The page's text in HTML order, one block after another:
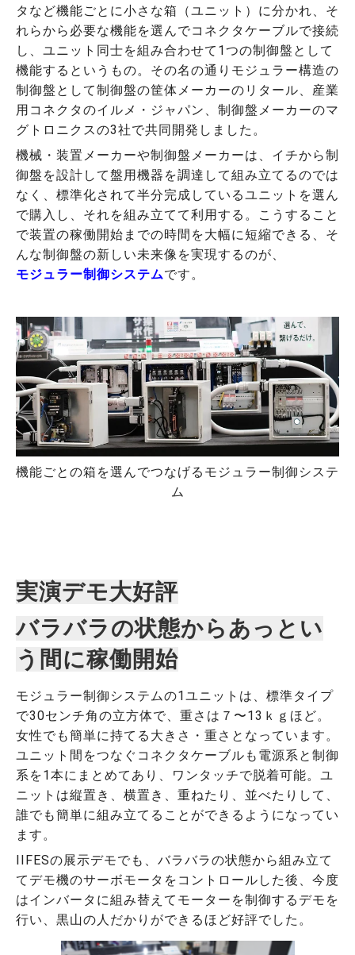
タなど機能ごとに小さな箱（ユニット）に分かれ、そ
れらから必要な機能を選んでコネクタケーブルで接続
し、ユニット同士を組み合わせて1つの制御盤として
機能するというもの。その名の通りモジュラー構造の
制御盤として制御盤の筐体メーカーのリタール、産業
用コネクタのイルメ・ジャパン、制御盤メーカーのマ
グトロニクスの3社で共同開発しました。
機械・装置メーカーや制御盤メーカーは、イチから制
御盤を設計して盤用機器を調達して組み立てるのでは
なく、標準化されて半分完成しているユニットを選ん
で購入し、それを組み立てて利用する。こうすること
で装置の稼働開始までの時間を大幅に短縮できる、そ
んな制御盤の新しい未来像を実現するのが、
モジュラー制御システムです。
機能ごとの箱を選んでつなげるモジュラー制御システ
ム
実演デモ大好評
バラバラの状態からあっとい
う間に稼働開始
モジュラー制御システムの1ユニットは、標準タイプ
で30センチ角の立方体で、重さは７〜13ｋｇほど。
女性でも簡単に持てる大きさ・重さとなっています。
ユニット間をつなぐコネクタケーブルも電源系と制御
系を1本にまとめてあり、ワンタッチで脱着可能。ユ
ニットは縦置き、横置き、重ねたり、並べたりして、
誰でも簡単に組み立てることができるようになってい
ます。
IIFESの展示デモでも、バラバラの状態から組み立て
てデモ機のサーボモータをコントロールした後、今度
はインバータに組み替えてモーターを制御するデモを
行い、黒山の人だかりができるほど好評でした。